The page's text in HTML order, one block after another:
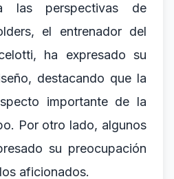
las perspectivas de
el entrenador del
ha expresado su
destacando que la
importante de la
Por otro lado, algunos
su preocupación
aficionados.